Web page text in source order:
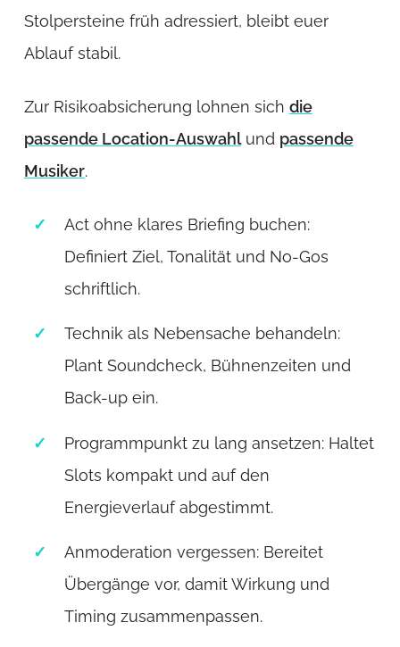
Stolpersteine früh adressiert, bleibt euer
Ablauf stabil.
Zur Risikoabsicherung lohnen sich die
passende Location-Auswahlund passende
Musiker.
Act ohne klares Briefing buchen:
Definiert Ziel, Tonalität und No-Gos
schriftlich.
Technik als Nebensache behandeln:
Plant Soundcheck, Bühnenzeiten und
Back-up ein.
Programmpunkt zu lang ansetzen: Haltet
Slots kompakt und auf den
Energieverlauf abgestimmt.
Anmoderation vergessen: Bereitet
Übergänge vor, damit Wirkung und
Timing zusammenpassen.